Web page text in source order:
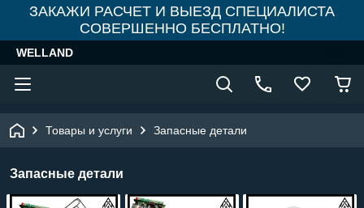
ЗАКАЖИ РАСЧЕТ И ВЫЕЗД СПЕЦИАЛИСТА
СОВЕРШЕННО БЕСПЛАТНО!
WELLAND
Товары и услуги Запасные детали
Запасные детали